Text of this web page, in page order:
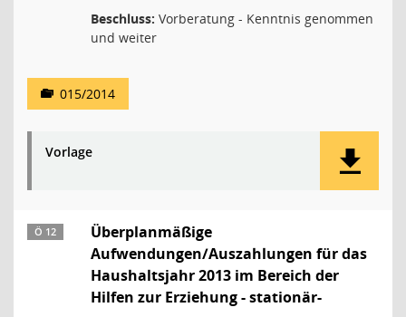
Beschluss: Vorberatung - Kenntnis genommen
und weiter
015/2014
Vorlage
Ö 12
Überplanmäßige
Aufwendungen/Auszahlungen für das
Haushaltsjahr 2013 im Bereich der
Hilfen zur Erziehung - stationär-